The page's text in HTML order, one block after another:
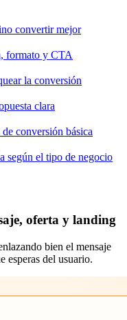
convertir mejor
formato y CTA
la conversión
clara
conversión básica
según el tipo de negocio
oferta y landing
bien el mensaje
esperas del usuario.